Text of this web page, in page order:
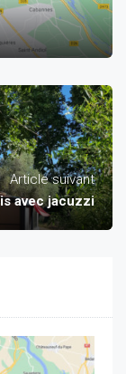
Article suivant
avec jacuzzi